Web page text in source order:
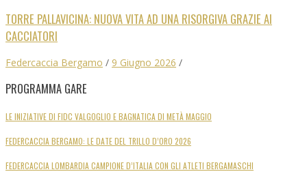
TORRE PALLAVICINA: NUOVA VITA AD UNA RISORGIVA GRAZIE AI
CACCIATORI
Federcaccia Bergamo / 9 Giugno 2026 /
PROGRAMMA GARE
LE INIZIATIVE DI FIDC VALGOGLIO E BAGNATICA DI METÀ MAGGIO
FEDERCACCIA BERGAMO: LE DATE DEL TRILLO D’ORO 2026
FEDERCACCIA LOMBARDIA CAMPIONE D’ITALIA CON GLI ATLETI BERGAMASCHI